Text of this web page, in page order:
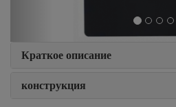
Краткое описание
конструкция